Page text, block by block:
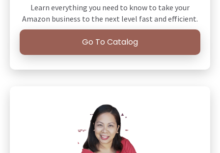
Learn everything you need to know to take your
Amazon business to the next level fast and efficient.
Go To Catalog